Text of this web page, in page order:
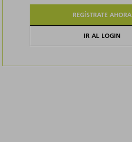
REGÍSTRATE AHORA
IR AL LOGIN